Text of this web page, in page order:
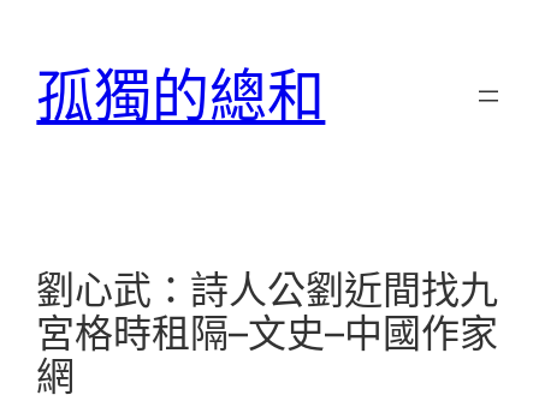
孤獨的總和
劉心武：詩人公劉近間找九
宮格時租隔–文史–中國作家
網